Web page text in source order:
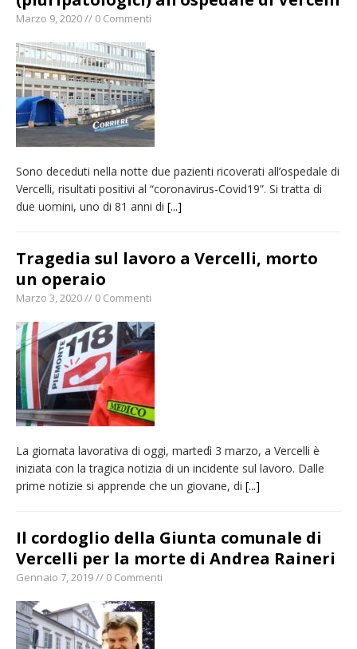
Marzo 9, 2020 // 0 Commenti
Sono deceduti nella notte due pazienti ricoverati all’ospedale di
Vercelli, risultati positivi al “coronavirus-Covid19”. Si tratta di
due uomini, uno di 81 anni di [...]
Tragedia sul lavoro a Vercelli, morto
un operaio
Marzo 3, 2020 // 0 Commenti
La giornata lavorativa di oggi, martedì 3 marzo, a Vercelli è
iniziata con la tragica notizia di un incidente sul lavoro. Dalle
prime notizie si apprende che un giovane, di [...]
Il cordoglio della Giunta comunale di
Vercelli per la morte di Andrea Raineri
Gennaio 7, 2019 // 0 Commenti